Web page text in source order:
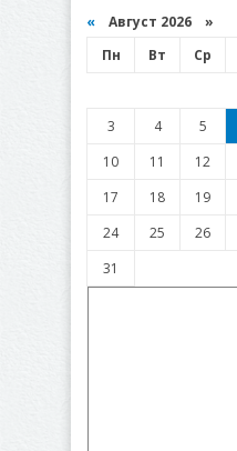
« Август 2026 »
Пн
Вт Ср
3
4 5
10
11 12
17
18 19
24
25 26
31